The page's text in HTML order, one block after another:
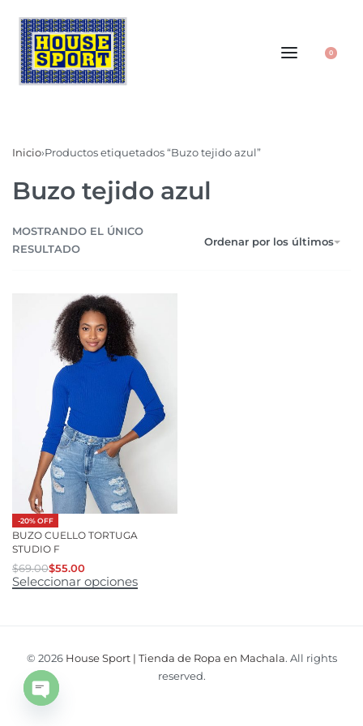
0
Inicio›Productos etiquetados “Buzo tejido azul”
Buzo tejido azul
MOSTRANDO EL ÚNICO
RESULTADO
Ordenar por los últimos
-20% OFF
BUZO CUELLO TORTUGA
STUDIO F
$69.00$55.00
Seleccionar opciones
© 2026 House Sport | Tienda de Ropa en Machala. All rights
reserved.
Open